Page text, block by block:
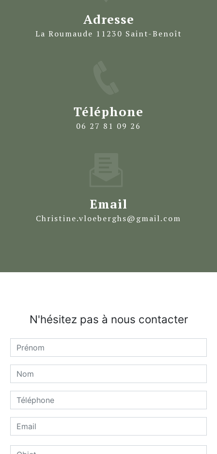
Adresse
La Roumaude 11230 Saint-Benoît
Téléphone
06 27 81 09 26
Email
christine.vloeberghs@gmail.com
N'hésitez pas à nous contacter